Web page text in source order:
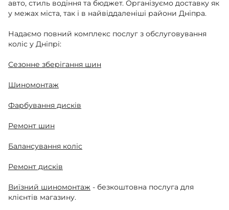
авто, стиль водіння та бюджет. Організуємо доставку як
у межах міста, так і в найвіддаленіші райони Дніпра.
Надаємо повний комплекс послуг з обслуговування
коліс у Дніпрі:
Сезонне зберігання шин
Шиномонтаж
Фарбування дисків
Ремонт шин
Балансування коліс
Ремонт дисків
Виїзний шиномонтаж - безкоштовна послуга для
клієнтів магазину.